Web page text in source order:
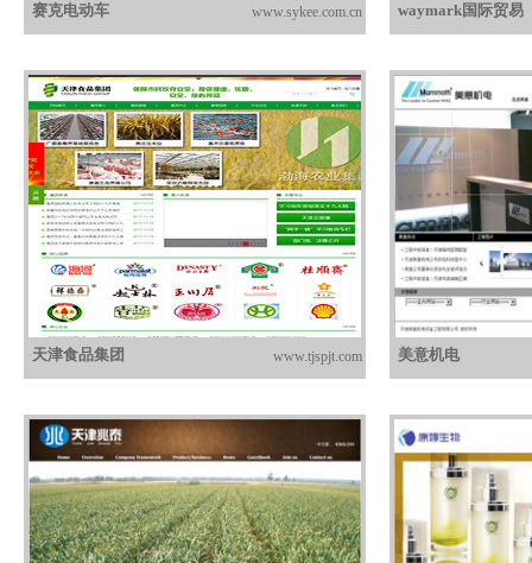
赛克电动车 www.sykee.com.cn waymark国际贸易
天津食品集团 www.tjspjt.com 美意机电